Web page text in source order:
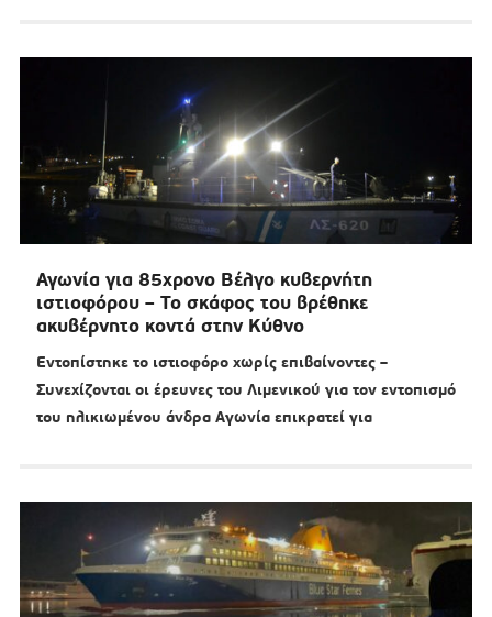
Αγωνία για 85χρονο Βέλγο κυβερνήτη
ιστιοφόρου – Το σκάφος του βρέθηκε
ακυβέρνητο κοντά στην Κύθνο
Εντοπίστηκε το ιστιοφόρο χωρίς επιβαίνοντες –
Συνεχίζονται οι έρευνες του Λιμενικού για τον εντοπισμό
του ηλικιωμένου άνδρα Αγωνία επικρατεί για